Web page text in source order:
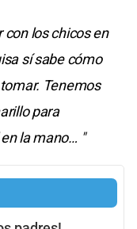
con los chicos en
sí sabe cómo
Tenemos
para
la mano… "